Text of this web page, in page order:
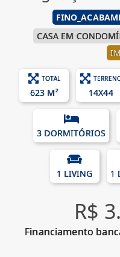
CASA EM
TOTAL
623 M² 14X44
3 DORMITÓRIOS
1 LIVING 1
R$
Financiamento